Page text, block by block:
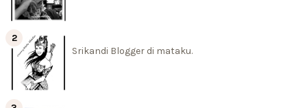
Srikandi Blogger di mataku.